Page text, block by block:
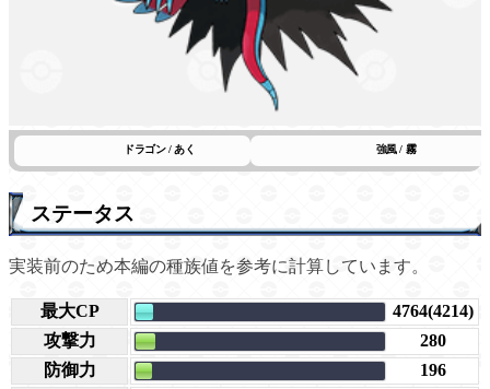
ドラゴン / あく 強風 / 霧
ステータス
実装前のため本編の種族値を参考に計算しています。
最大CP
4764(4214)
攻撃力
280
防御力
196